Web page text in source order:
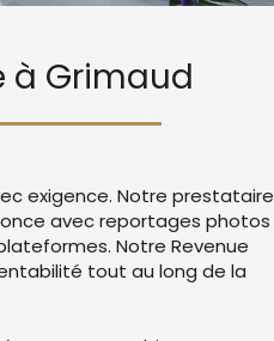
à Grimaud
exigence. Notre prestataire
avec reportages photos
Notre Revenue
tout au long de la